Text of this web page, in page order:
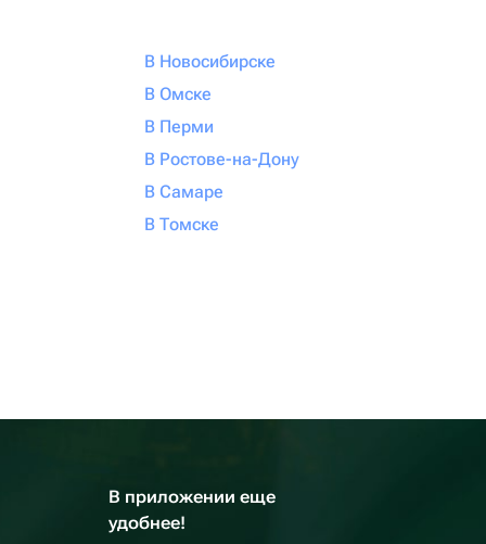
В Новосибирске
В Омске
В Перми
В Ростове-на-Дону
В Самаре
В Томске
В приложении еще
удобнее!